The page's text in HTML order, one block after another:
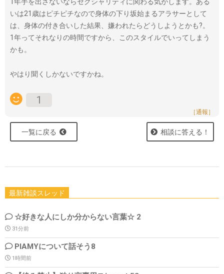
いは21歳はピチピチなので身体の下り坂始まるアラサーとして
は、身体の付き合いした結果、嫌われたらどうしようとかも?。
1年ってそれなりの時間ですから、このスタイルでいってしまう
かも。
やはり聞くしかないですかね。
1
［通報］
一覧に戻る 相談に答える！
最新雑談スレッド
☆好きな人にしか分からない言葉☆ 2
31分前
PIAMYについて話そう8
1時間前